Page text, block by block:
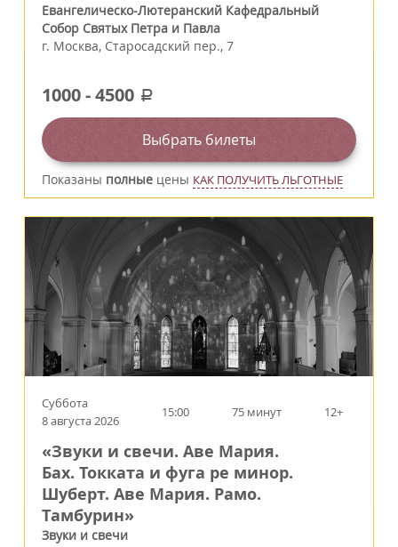
Евангелическо-Лютеранский Кафедральный
Собор Святых Петра и Павла
г. Москва, Старосадский пер., 7
1000-4500 a
Выбрать билеты
Показаны полные цены КАК ПОЛУЧИТЬ ЛЬГОТНЫЕ
Суббота
8 августа 2026
15:00 75 минут 12+
«Звуки и свечи. Аве Мария.
Бах. Токката и фуга ре минор.
Шуберт. Аве Мария. Рамо.
Тамбурин»
Звуки и свечи